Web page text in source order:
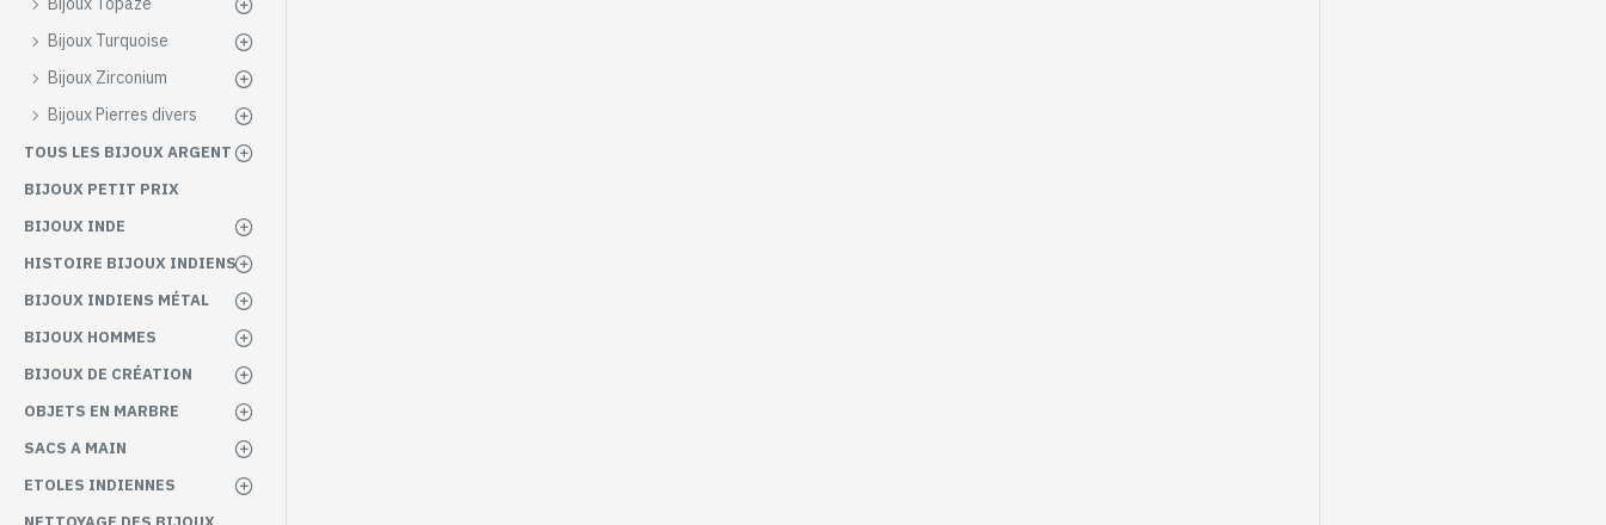
Bijoux Turquoise
Bijoux Zirconium
Bijoux Pierres divers
TOUS LES BIJOUX ARGENT
BIJOUX PETIT PRIX
BIJOUX INDE
HISTOIRE BIJOUX INDIENS
BIJOUX INDIENS MÉTAL
BIJOUX HOMMES
BIJOUX DE CRÉATION
OBJETS EN MARBRE
SACS A MAIN
ETOLES INDIENNES